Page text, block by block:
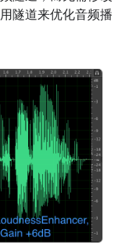
隧道来优化音频播